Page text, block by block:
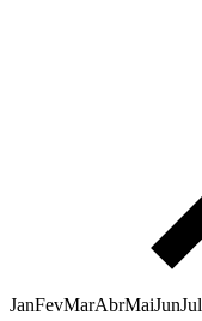
JanFevMarAbrMaiJunJul